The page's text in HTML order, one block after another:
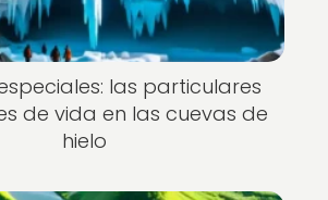
las particulares
de vida en las cuevas de
hielo